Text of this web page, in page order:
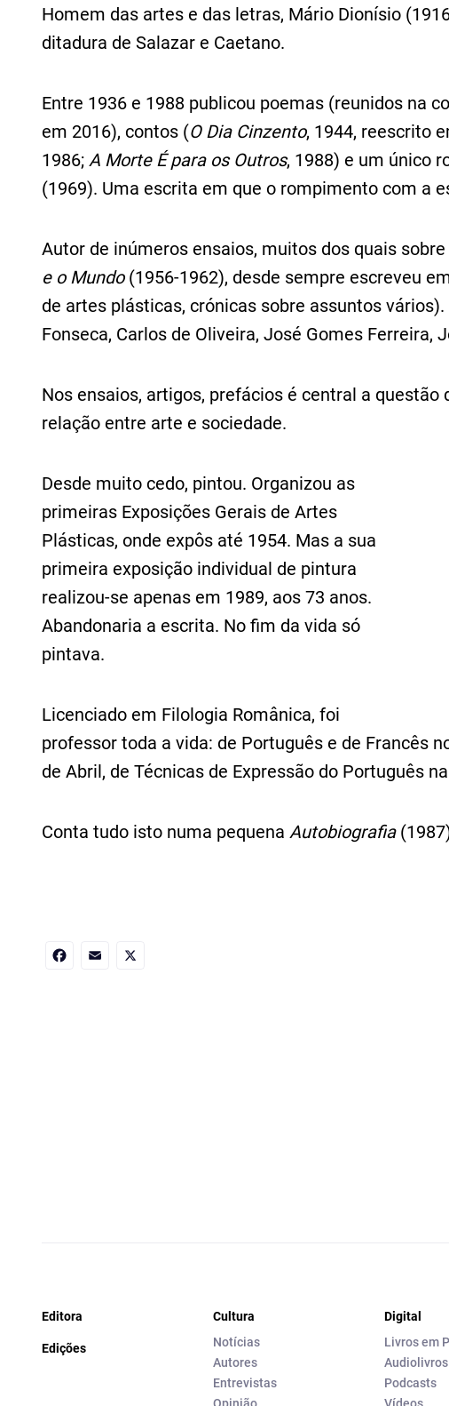
Homem das artes e das letras, Mário Dionísio
ditadura de Salazar e Caetano.
Entre 1936 e 1988 publicou poemas (reunidos na
em 2016), contos (O Dia Cinzento, 1944, reescrito
1986; A Morte É para os Outros, 1988) e um único
(1969). Uma escrita em que o rompimento com a
Autor de inúmeros ensaios, muitos dos quais
e o Mundo(1956-1962), desde sempre escreveu
de artes plásticas, crónicas sobre assuntos
Fonseca, Carlos de Oliveira, José Gomes Ferreira,
Nos ensaios, artigos, prefácios é central a questão
relação entre arte e sociedade.
Desde muito cedo, pintou. Organizou as
primeiras Exposições Gerais de Artes
Plásticas, onde expôs até 1954. Mas a sua
primeira exposição individual de pintura
realizou-se apenas em 1989, aos 73 anos.
Abandonaria a escrita. No fim da vida só
pintava.
Licenciado em Filologia Românica, foi
professor toda a vida: de Português e de Francês
de Abril, de Técnicas de Expressão do Português
Conta tudo isto numa pequena Autobiografia
Editora
Edições
Cultura
Notícias
Autores
Entrevistas
Opinião
Digital
Livros em
Audiolivros
Podcasts
Vídeos